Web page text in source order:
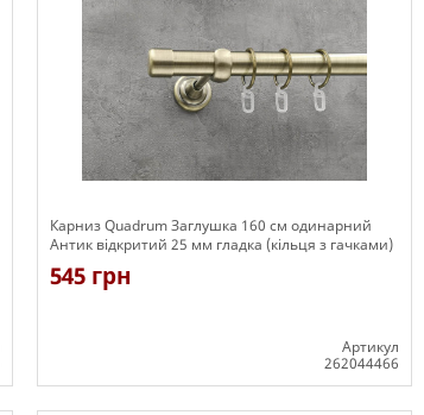
Карниз Quadrum Заглушка 160 см одинарний
Антик відкритий 25 мм гладка (кільця з гачками)
545 грн
Артикул
262044466